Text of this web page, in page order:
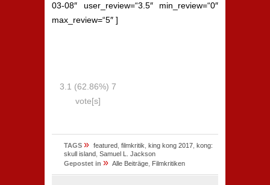
03-08″ user_review=“3.5″ min_review=“0″
max_review=“5″ ]
3.1 (62.86%) 7
vote[s]
TAGS » featured filmkritik king kong 2017 kong:
skull island Samuel L. Jackson
Gepostet in » Alle Beiträge Filmkritiken